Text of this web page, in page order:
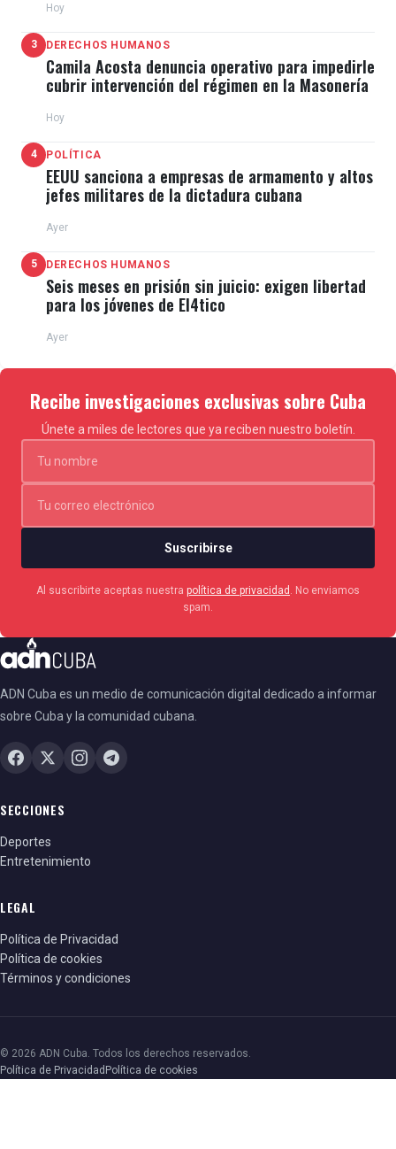
Hoy
3 DERECHOS HUMANOS
Camila Acosta denuncia operativo para impedirle
cubrir intervención del régimen en la Masonería
Hoy
4 POLÍTICA
EEUU sanciona a empresas de armamento y altos
jefes militares de la dictadura cubana
Ayer
5 DERECHOS HUMANOS
Seis meses en prisión sin juicio: exigen libertad
para los jóvenes de El4tico
Ayer
Recibe investigaciones exclusivas sobre Cuba
Únete a miles de lectores que ya reciben nuestro boletín.
Suscribirse
Al suscribirte aceptas nuestra política de privacidad
. No enviamos
spam.
ADN Cuba es un medio de comunicación digital dedicado a informar
sobre Cuba y la comunidad cubana.
SECCIONES
Deportes
Entretenimiento
LEGAL
Política de Privacidad
Política de cookies
Términos y condiciones
© 2026 ADN Cuba. Todos los derechos reservados.
Política de Privacidad Política de cookies